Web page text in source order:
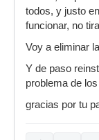
todos, y justo
funcionar, no
Voy a eliminar
Y de paso
problema de
gracias por tu